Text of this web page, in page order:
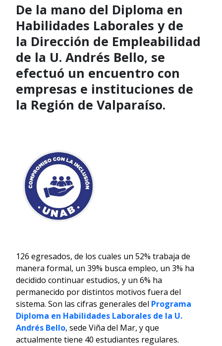
De la mano del Diploma en
Habilidades Laborales y de
la Dirección de Empleabilidad
de la U. Andrés Bello, se
efectuó un encuentro con
empresas e instituciones de
la Región de Valparaíso.
126 egresados, de los cuales un 52% trabaja de
manera formal, un 39% busca empleo, un 3% ha
decidido continuar estudios, y un 6% ha
permanecido por distintos motivos fuera del
sistema. Son las cifras generales del Programa
Diploma en Habilidades Laborales de la U.
Andrés Bello, sede Viña del Mar, y que
actualmente tiene 40 estudiantes regulares.